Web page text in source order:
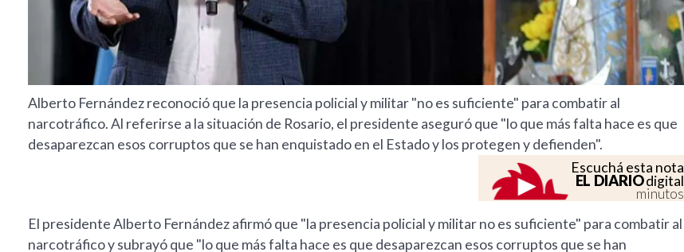
Alberto Fernández reconoció que la presencia policial y militar "no es suficiente" para combatir al
narcotráfico. Al referirse a la situación de Rosario, el presidente aseguró que "lo que más falta hace es que
desaparezcan esos corruptos que se han enquistado en el Estado y los protegen y defienden".
Escuchá esta nota
EL DIARIOdigital
minutos
El presidente Alberto Fernández afirmó que "la presencia policial y militar no es suficiente" para combatir al
narcotráfico y subrayó que "lo que más falta hace es que desaparezcan esos corruptos que se han